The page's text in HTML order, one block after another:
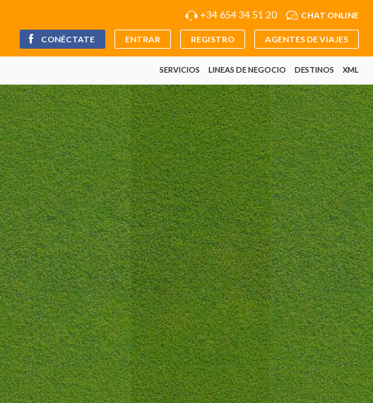
+34 654 34 51 20 CHAT ONLINE
CONÉCTATE ENTRAR REGISTRO AGENTES DE VIAJES
SERVICIOS LINEAS DE NEGOCIO DESTINOS XML